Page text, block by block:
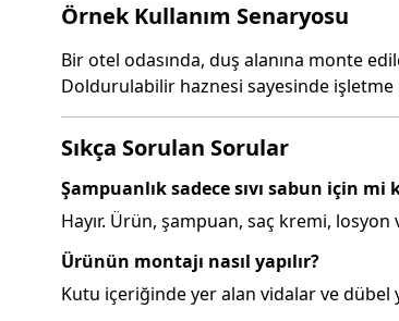
Örnek Kullanım Senaryosu
Bir otel odasında, duş alanına monte
Doldurulabilir haznesi sayesinde
Sıkça Sorulan Sorular
Şampuanlık sadece sıvı sabun için
Hayır. Ürün, şampuan, saç kremi,
Ürünün montajı nasıl yapılır?
Kutu içeriğinde yer alan vidalar ve dübel